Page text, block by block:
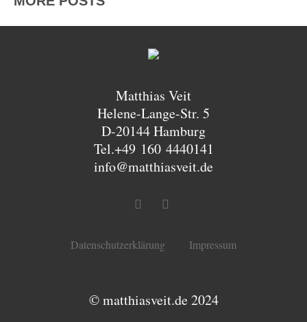
Matthias Veit
Helene-Lange-Str. 5
D-20144 Hamburg
Tel.+49 160 4440141
info@matthiasveit.de
Datenschutzerklärung Impressum
© matthiasveit.de 2024